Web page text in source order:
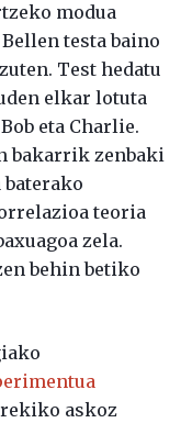
modua
testa baino
Test hedatu
elkar lotuta
eta Charlie.
bakarrik zenbaki
teoria
zela.
behin betiko
askoz